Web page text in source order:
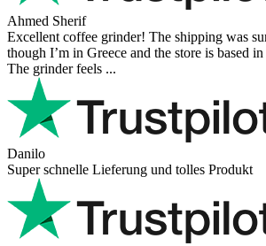
Ahmed Sherif
Excellent coffee grinder! The shipping was
though I’m in Greece and the store is based
The grinder feels ...
Danilo
Super schnelle Lieferung und tolles Produkt